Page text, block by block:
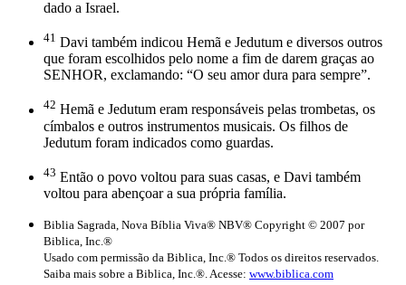
dado a Israel.
41 Davi também indicou Hemã e Jedutum e diversos outros
que foram escolhidos pelo nome a fim de darem graças ao
SENHOR, exclamando: “O seu amor dura para sempre”.
42 Hemã e Jedutum eram responsáveis pelas trombetas, os
címbalos e outros instrumentos musicais. Os filhos de
Jedutum foram indicados como guardas.
43 Então o povo voltou para suas casas, e Davi também
voltou para abençoar a sua própria família.
Biblia Sagrada, Nova Bíblia Viva® NBV® Copyright © 2007 por
Biblica, Inc.®
Usado com permissão da Biblica, Inc.® Todos os direitos reservados.
Saiba mais sobre a Biblica, Inc.®. Acesse: www.biblica.com